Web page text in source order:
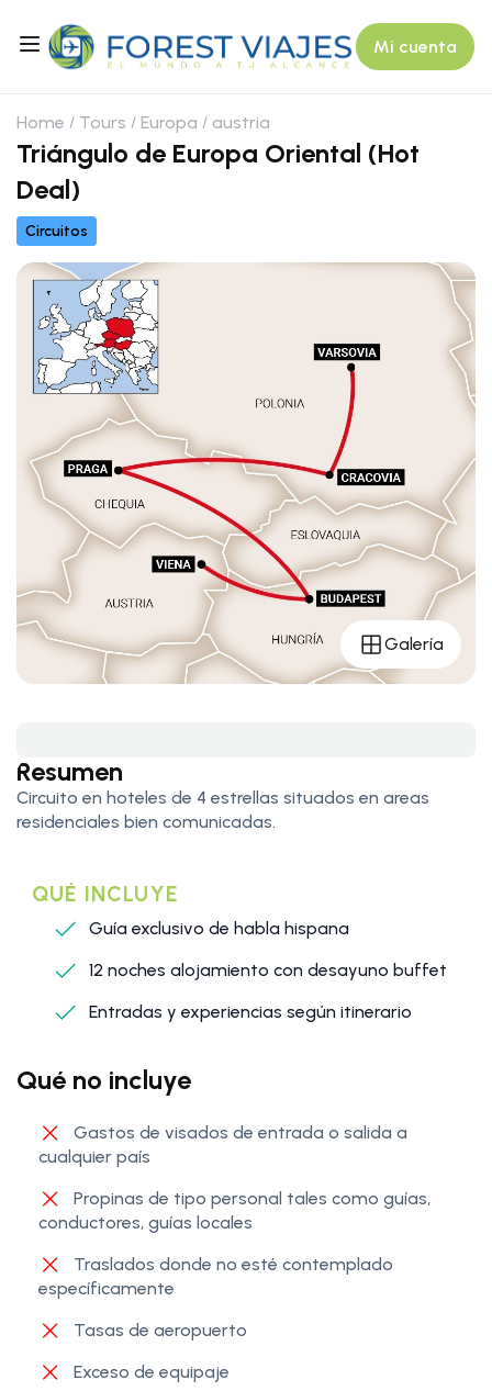
Mi cuenta
Home Tours Europa austria
Triángulo de Europa Oriental (Hot
Deal)
Circuitos
Galería
Resumen
Circuito en hoteles de 4 estrellas situados en areas
residenciales bien comunicadas.
QUÉ INCLUYE
Guía exclusivo de habla hispana
12 noches alojamiento con desayuno buffet
Entradas y experiencias según itinerario
Qué no incluye
Gastos de visados de entrada o salida a
cualquier país
Propinas de tipo personal tales como guías,
conductores, guías locales
Traslados donde no esté contemplado
específicamente
Tasas de aeropuerto
Exceso de equipaje